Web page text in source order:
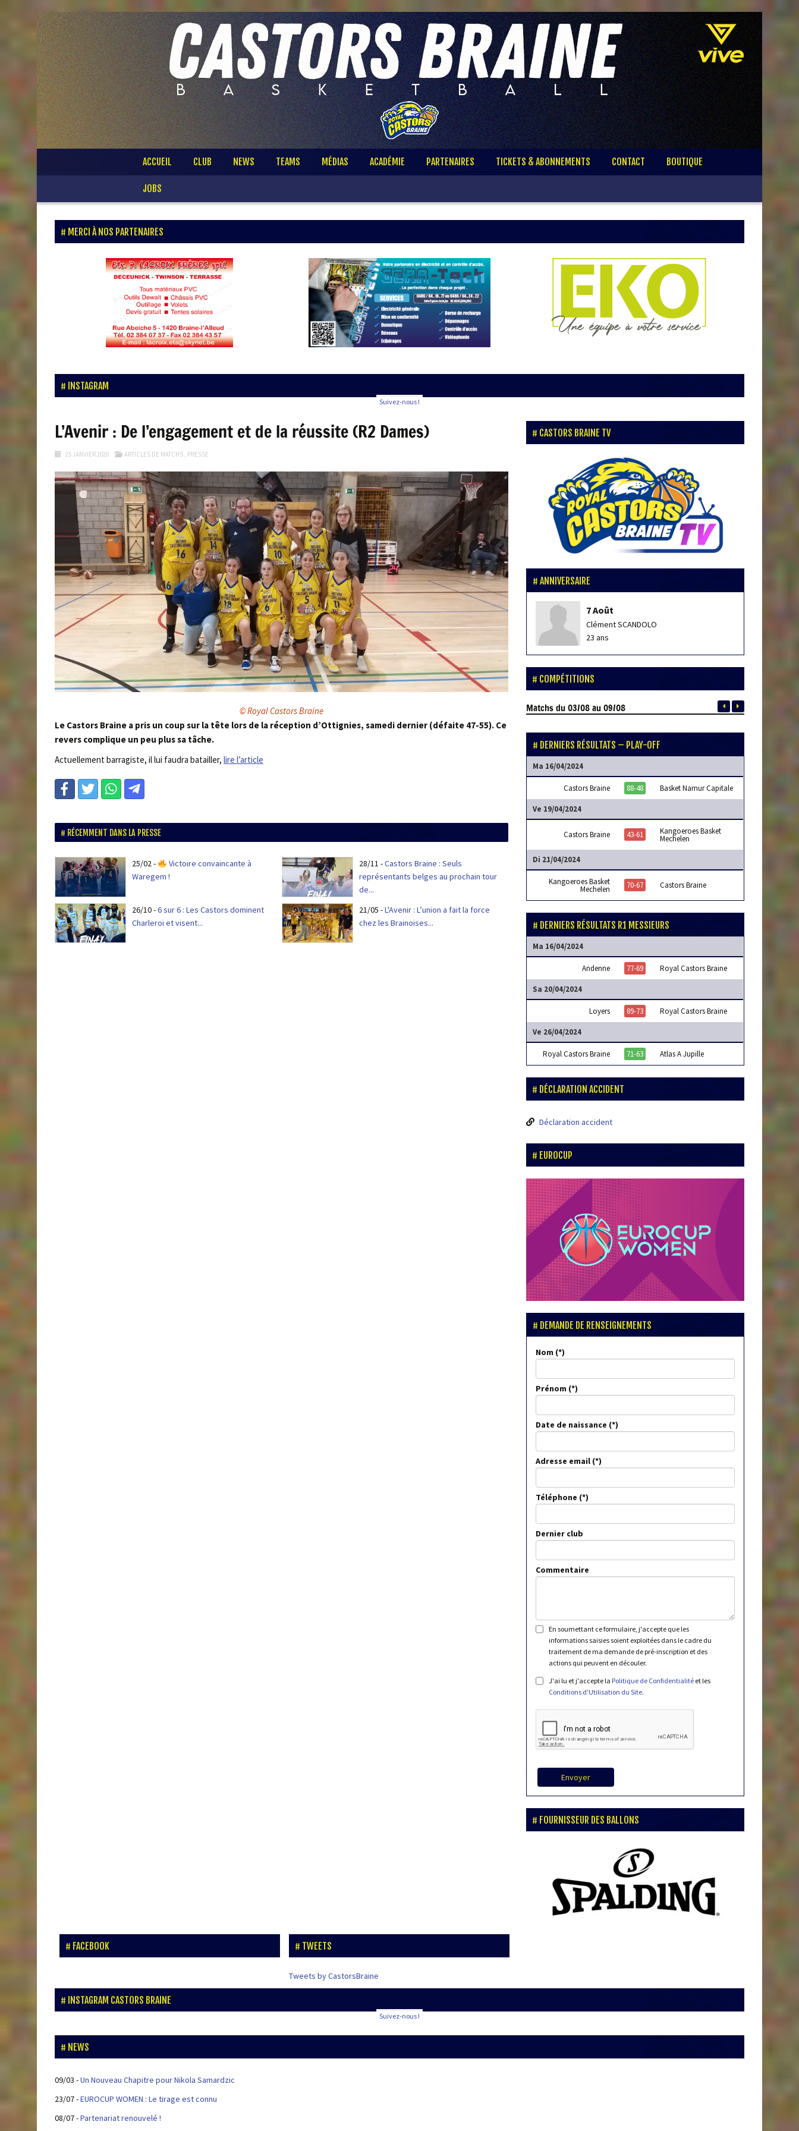
Passer
ACCUEIL CLUB NEWS TEAMS MÉDIAS ACADÉMIE PARTENAIRES TICKETS & ABONNEMENTS CONTACT BOUTIQUE
JOBS
MERCI À NOS PARTENAIRES
INSTAGRAM
Suivez-nous !
L’Avenir : De l’engagement et de la réussite (R2 Dames)
25 JANVIER 2020 ARTICLES DE MATCHS , PRESSE
© Royal Castors Braine
Le Castors Braine a pris un coup sur la tête lors de la réception d’Ottignies, samedi dernier (défaite 47-55). Ce
revers complique un peu plus sa tâche.
Actuellement barragiste, il lui faudra batailler, lire l’article
RÉCEMMENT DANS LA PRESSE
25/02-
Victoire convaincante à
Waregem !
28/11 -Castors Braine : Seuls
représentants belges au prochain tour
de...
26/10-6 sur 6 : Les Castors dominent
Charleroi et visent...
21/05 -L'Avenir : L’union a fait la force
chez les Brainoises...
CASTORS BRAINE TV
ANNIVERSAIRE
7 Août
Clément SCANDOLO
23 ans
COMPÉTITIONS
Matchsdu 03/08 au 09/08
DERNIERS RÉSULTATS – PLAY-OFF
Ma 16/04/2024
Castors Braine 88-48 Basket Namur Capitale
Ve 19/04/2024
Castors Braine 43-61 Kangoeroes Basket
Mechelen
Di 21/04/2024
Kangoeroes Basket
Mechelen 70-67 Castors Braine
DERNIERS RÉSULTATS R1 MESSIEURS
Ma 16/04/2024
Andenne 77-69 Royal Castors Braine
Sa 20/04/2024
Loyers 89-73 Royal Castors Braine
Ve 26/04/2024
Royal Castors Braine 71-63 Atlas A Jupille
DÉCLARATION ACCIDENT
Déclaration accident
EUROCUP
DEMANDE DE RENSEIGNEMENTS
Nom
Prénom
Date de naissance
Adresse email
Téléphone
Dernier club
Commentaire
En soumettant ce formulaire, j'accepte que les
informations saisies soient exploitées dans le cadre du
traitement de ma demande de pré-inscription et des
actions qui peuvent en découler.
J'ai lu et j'accepte la Politique de Confidentialité et les
Conditions d'Utilisation du Site.
Envoyer
FOURNISSEUR DES BALLONS
FACEBOOK TWEETS
Tweets by CastorsBraine
INSTAGRAM CASTORS BRAINE
Suivez-nous !
NEWS
09/03 -Un Nouveau Chapitre pour Nikola Samardzic
23/07-EUROCUP WOMEN : Le tirage est connu
08/07-Partenariat renouvelé !